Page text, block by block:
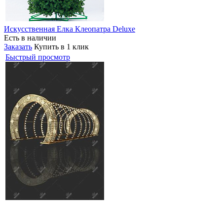
Искусственная Елка Клеопатра Deluxe
Есть в наличии
Заказать Купить в 1 клик
Быстрый просмотр